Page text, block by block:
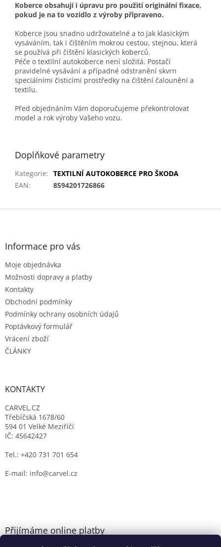
Koberce obsahují i úpravu pro použití originální fixace,
pokud je na to vozidlo z výroby připraveno.
Koberce jsou snadno udržovatelné a to jak klasickým
vysáváním, tak i čištěním mokrou cestou, stejnou, která
se používá při čištění klasických koberců.
Péče o textilní autokoberce není složitá. Postačí
pravidelné vysávání a případné odstranění skvrn
speciálními čisticími prostředky na čištění čalounění a
textilu.
Před objednáním Vám doporučujeme překontrolovat
model a rok výroby Vašeho vozu.
Doplňkové parametry
Kategorie: TEXTILNÍ AUTOKOBERCE PRO ŠKODA
EAN: 8594201726866
Z
Informace pro vás
Moje objednávka
Možnosti dopravy a platby
Kontakty
Obchodní podmínky
Podmínky ochrany osobních údajů
Poptávkový formulář
Vrácení zboží
ČLÁNKY
KONTAKTY
CARVEL.CZ
Třebíčská 1678/60
594 01 Velké Meziříčí
IČ: 45642427
Tel.: +420 731 701 654
E-mail: info@carvel.cz
Přijímáme online platby